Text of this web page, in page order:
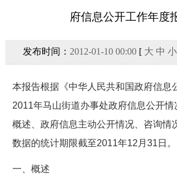
府信息公开工作年度
发布时间： 2012-01-10 00:00[ 大 中 小
本报告根据《中华人民共和国政府信息
2011年马山街道办事处政府信息公开
概述、政府信息主动公开情况、咨询情
数据的统计期限截至2011年12月31日。
一、概述